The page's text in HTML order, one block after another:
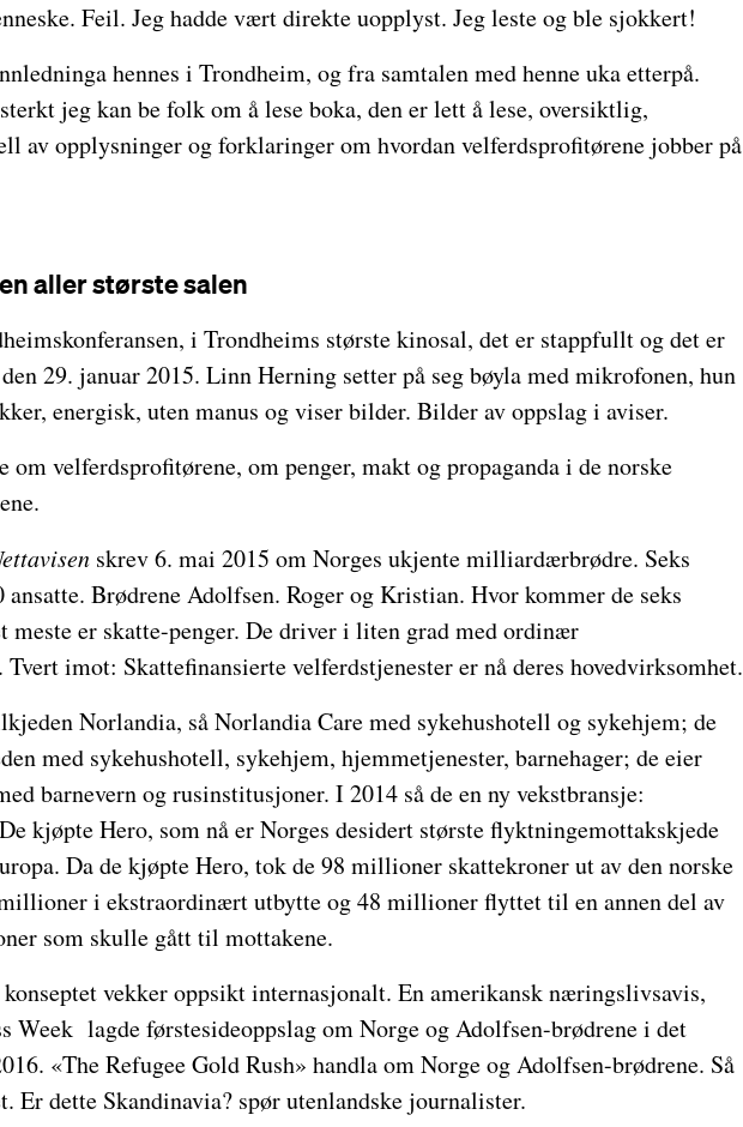
Feil. Jeg hadde vært direkte uopplyst. Jeg leste og ble sjokkert!
hennes i Trondheim, og fra samtalen med henne uka etterpå.
jeg kan be folk om å lese boka, den er lett å lese, oversiktlig,
av opplysninger og forklaringer om hvordan velferdsprofitørene jobber på
aller største salen
i Trondheims største kinosal, det er stappfullt og det er
29. januar 2015. Linn Herning setter på seg bøyla med mikrofonen, hun
energisk, uten manus og viser bilder. Bilder av oppslag i aviser.
om velferdsprofitørene, om penger, makt og propaganda i de norske
skrev 6. mai 2015 om Norges ukjente milliardærbrødre. Seks
Brødrene Adolfsen. Roger og Kristian. Hvor kommer de seks
meste er skatte-penger. De driver i liten grad med ordinær
imot: Skattefinansierte velferdstjenester er nå deres hovedvirksomhet.
Norlandia, så Norlandia Care med sykehushotell og sykehjem; de
med sykehushotell, sykehjem, hjemmetjenester, barnehager; de eier
barnevern og rusinstitusjoner. I 2014 så de en ny vekstbransje:
kjøpte Hero, som nå er Norges desidert største flyktningemottakskjede
Da de kjøpte Hero, tok de 98 millioner skattekroner ut av den norske
i ekstraordinært utbytte og 48 millioner flyttet til en annen del av
som skulle gått til mottakene.
vekker oppsikt internasjonalt. En amerikansk næringslivsavis,
Week lagde førstesideoppslag om Norge og Adolfsen-brødrene i det
«The Refugee Gold Rush» handla om Norge og Adolfsen-brødrene. Så
Er dette Skandinavia? spør utenlandske journalister.